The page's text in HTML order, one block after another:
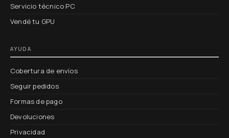
Servicio técnico PC
Vendé tu GPU
AYUDA
Cobertura de envíos
Seguir pedidos
Formas de pago
Devoluciones
Privacidad